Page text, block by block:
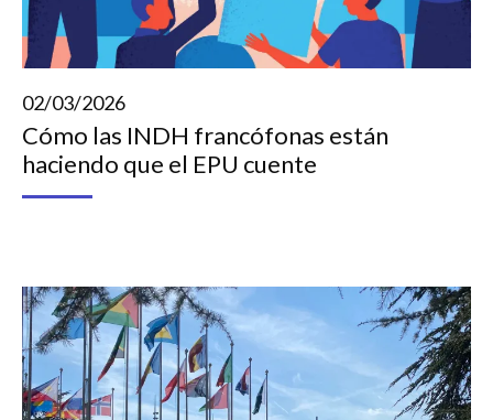
02/03/2026
Cómo las INDH francófonas están
haciendo que el EPU cuente